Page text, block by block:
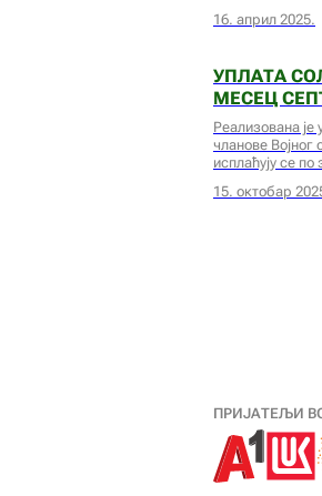
16. април 2025.
УПЛАТА
МЕСЕЦ
Реализована
чланове
исплаћују се
15. октобар
ПРИЈАТЕЉИ